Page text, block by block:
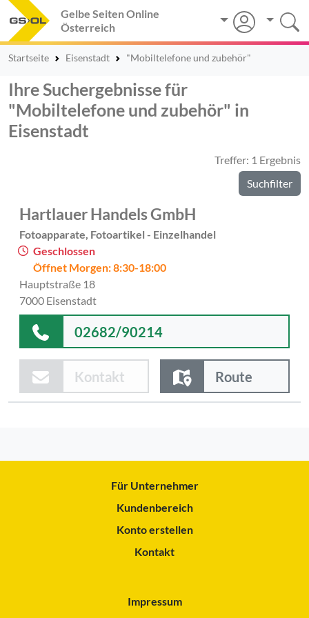
Gelbe Seiten Online
Österreich
Startseite Eisenstadt "Mobiltelefone und zubehör"
Ihre Suchergebnisse für
"Mobiltelefone und zubehör" in
Eisenstadt
Treffer: 1 Ergebnis
Suchfilter
Hartlauer Handels GmbH
Fotoapparate, Fotoartikel - Einzelhandel
Geschlossen
Öffnet Morgen: 8:30-18:00
Hauptstraße 18
7000 Eisenstadt
02682/90214
Kontakt Route
Für Unternehmer
Kundenbereich
Konto erstellen
Kontakt
Impressum